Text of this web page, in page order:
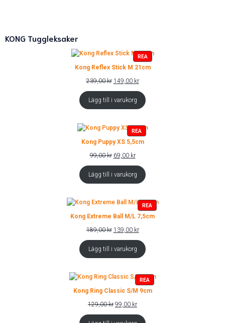
KONG Tuggleksaker
REAPRODUKTER
PÅ
REA
Kong Reflex Stick M 21cm
239,00kr Det
priset
149,00 krDet
priset
är:
Lägg till i varukorg
REAPRODUKTER
PÅ
REA
Kong Puppy XS 5,5cm
99,00kr Det
priset
69,00 krDet
priset
är:
Lägg till i varukorg
REAPRODUKTER
PÅ
REA
Kong Extreme Ball M/L 7,5cm
189,00kr Det
priset
139,00 krDet
priset
är:
Lägg till i varukorg
REAPRODUKTER
PÅ
REA
Kong Ring Classic S/M 9cm
129,00kr Det
priset
99,00 krDet
priset